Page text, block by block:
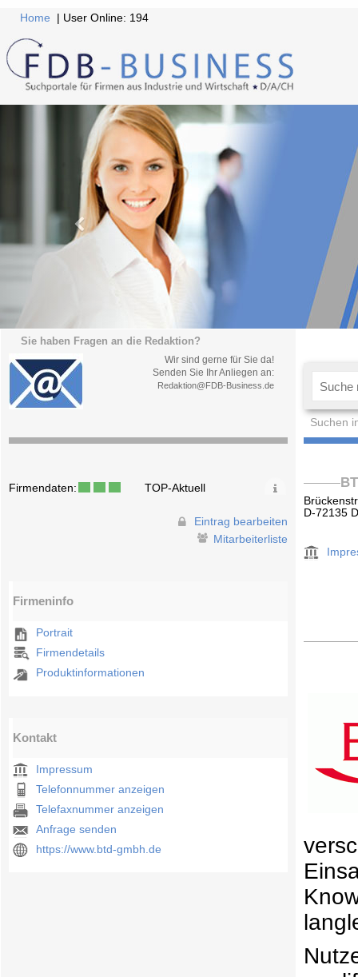
Home | User Online: 194
Sie haben Fragen an die Redaktion?
Wir sind gerne für Sie da!
Senden Sie Ihr Anliegen an:
Redaktion@FDB-Business.de
Suchen
Firmendaten: TOP-Aktuell
Eintrag bearbeiten
Mitarbeiterliste
Firmeninfo
Portrait
Firmendetails
Produktinformationen
Kontakt
Impressum
Telefonnummer anzeigen
Telefaxnummer anzeigen
Anfrage senden
https://www.btd-gmbh.de
D-72135